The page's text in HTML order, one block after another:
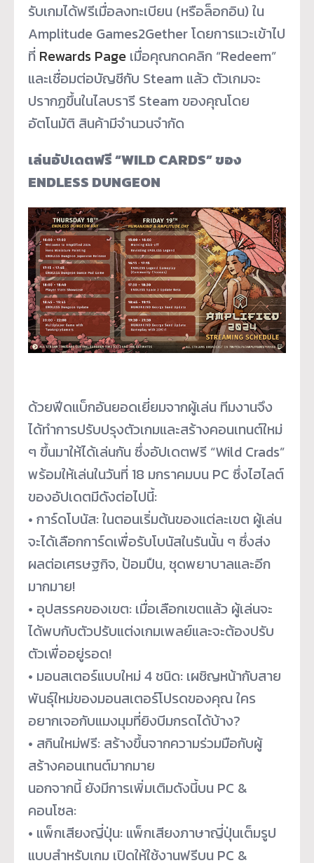
รับเกมได้ฟรีเมื่อลงทะเบียน (หรือล็อกอิน) ใน
Amplitude Games2Gether โดยการแวะเข้าไป
ที่ Rewards Page เมื่อคุณกดคลิก “Redeem”
และเชื่อมต่อบัญชีกับ Steam แล้ว ตัวเกมจะ
ปรากฏขึ้นในไลบรารี Steam ของคุณโดย
อัตโนมัติ สินค้ามีจำนวนจำกัด
เล่นอัปเดตฟรี “WILD CARDS” ของ
ENDLESS DUNGEON
ด้วยฟีดแบ็กอันยอดเยี่ยมจากผู้เล่น ทีมงานจึง
ได้ทำการปรับปรุงตัวเกมและสร้างคอนเทนต์ใหม่
ๆ ขึ้นมาให้ได้เล่นกัน ซึ่งอัปเดตฟรี “Wild Crads”
พร้อมให้เล่นในวันที่ 18 มกราคมบน PC ซึ่งไฮไลต์
ของอัปเดตมีดังต่อไปนี้:
• การ์ดโบนัส: ในตอนเริ่มต้นของแต่ละเขต ผู้เล่น
จะได้เลือกการ์ดเพื่อรับโบนัสในรันนั้น ๆ ซึ่งส่ง
ผลต่อเศรษฐกิจ, ป้อมปืน, ชุดพยาบาลและอีก
มากมาย!
• อุปสรรคของเขต: เมื่อเลือกเขตแล้ว ผู้เล่นจะ
ได้พบกับตัวปรับแต่งเกมเพลย์และจะต้องปรับ
ตัวเพื่ออยู่รอด!
• มอนสเตอร์แบบใหม่ 4 ชนิด: เผชิญหน้ากับสาย
พันธุ์ใหม่ของมอนสเตอร์โปรดของคุณ ใคร
อยากเจอกับแมงมุมที่ยิงบีมกรดได้บ้าง?
• สกินใหม่ฟรี: สร้างขึ้นจากความร่วมมือกับผู้
สร้างคอนเทนต์มากมาย
นอกจากนี้ ยังมีการเพิ่มเติมดังนี้บน PC &
คอนโซล:
• แพ็กเสียงญี่ปุ่น: แพ็กเสียงภาษาญี่ปุ่นเต็มรูป
แบบสำหรับเกม เปิดให้ใช้งานฟรีบน PC &